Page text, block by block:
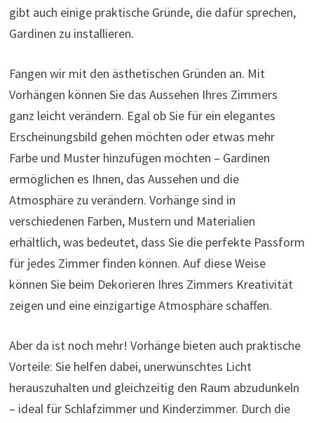
gibt auch einige praktische Gründe, die dafür sprechen,
Gardinen zu installieren.
Fangen wir mit den ästhetischen Gründen an. Mit
Vorhängen können Sie das Aussehen Ihres Zimmers
ganz leicht verändern. Egal ob Sie für ein elegantes
Erscheinungsbild gehen möchten oder etwas mehr
Farbe und Muster hinzufügen möchten – Gardinen
ermöglichen es Ihnen, das Aussehen und die
Atmosphäre zu verändern. Vorhänge sind in
verschiedenen Farben, Mustern und Materialien
erhältlich, was bedeutet, dass Sie die perfekte Passform
für jedes Zimmer finden können. Auf diese Weise
können Sie beim Dekorieren Ihres Zimmers Kreativität
zeigen und eine einzigartige Atmosphäre schaffen.
Aber da ist noch mehr! Vorhänge bieten auch praktische
Vorteile: Sie helfen dabei, unerwünschtes Licht
herauszuhalten und gleichzeitig den Raum abzudunkeln
– ideal für Schlafzimmer und Kinderzimmer. Durch die